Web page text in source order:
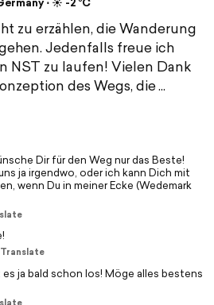
⋅ ☀️ -2 °C
zu erzählen, die Wanderung
Jedenfalls freue ich
NST zu laufen! Vielen Dank
des Wegs, die
Dir für den Weg nur das Beste!
ja irgendwo, oder ich kann Dich mit
wenn Du in meiner Ecke (Wedemark
Translate
ja bald schon los! Möge alles bestens